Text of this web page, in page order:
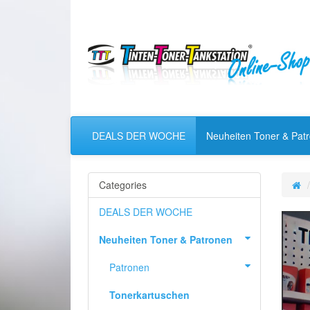
DEALS DER WOCHE Neuheiten Toner &
Categories
DEALS DER WOCHE
Neuheiten Toner & Patronen
Patronen
Tonerkartuschen